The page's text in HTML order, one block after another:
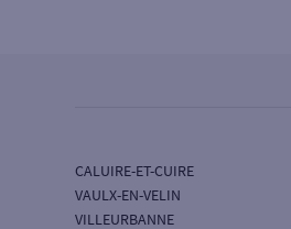
SG AUVERGNE RHÔNE ALPES
MONTEE DU CHATEAU
CALUIRE-ET-CUIRE
VAULX-EN-VELIN
VILLEURBANNE